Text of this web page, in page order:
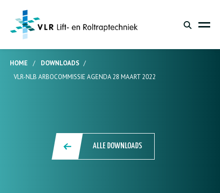
HOME / DOWNLOADS /
VLR-NLB ARBOCOMMISSIE AGENDA 28 MAART 2022
ALLE DOWNLOADS